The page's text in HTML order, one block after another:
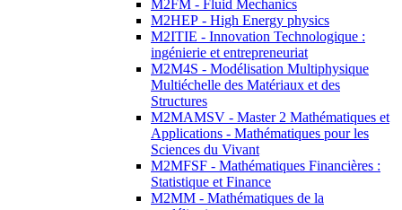
M2FM - Fluid Mechanics
M2HEP - High Energy physics
M2ITIE - Innovation Technologique :
ingénierie et entrepreneuriat
M2M4S - Modélisation Multiphysique
Multiéchelle des Matériaux et des
Structures
M2MAMSV - Master 2 Mathématiques et
Applications - Mathématiques pour les
Sciences du Vivant
M2MFSF - Mathématiques Financières :
Statistique et Finance
M2MM - Mathématiques de la